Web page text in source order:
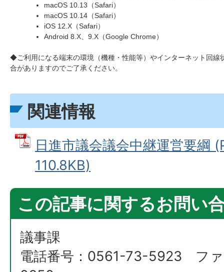
macOS 10.13（Safari）
macOS 10.14（Safari）
iOS 12.X（Safari）
Android 8.X、9.X（Google Chrome）
◆ご利用になる端末の環境（機種・性能等）やインターネット回線
合がありますのでご了承ください。
関連情報
日進市議会議会中継運営要綱
110.8KB)
この記事に関するお問い
議事課
電話番号：0561-73-5923 フ